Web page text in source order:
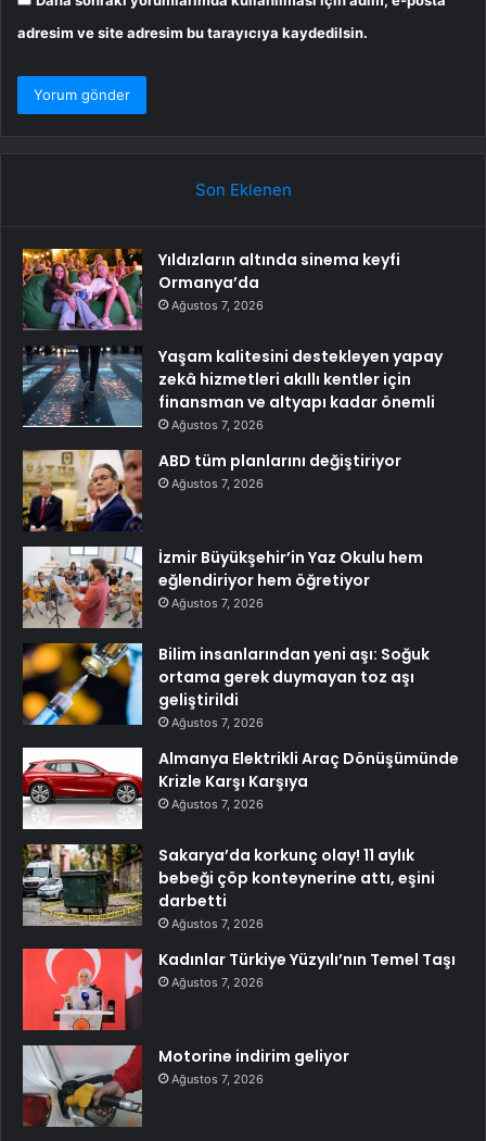
adresim ve site adresim bu tarayıcıya kaydedilsin.
Son Eklenen
Yıldızların altında sinema keyfi
Ormanya’da
Ağustos 7, 2026
Yaşam kalitesini destekleyen yapay
zekâ hizmetleri akıllı kentler için
finansman ve altyapı kadar önemli
Ağustos 7, 2026
ABD tüm planlarını değiştiriyor
Ağustos 7, 2026
İzmir Büyükşehir’in Yaz Okulu hem
eğlendiriyor hem öğretiyor
Ağustos 7, 2026
Bilim insanlarından yeni aşı: Soğuk
ortama gerek duymayan toz aşı
geliştirildi
Ağustos 7, 2026
Almanya Elektrikli Araç Dönüşümünde
Krizle Karşı Karşıya
Ağustos 7, 2026
Sakarya’da korkunç olay! 11 aylık
bebeği çöp konteynerine attı, eşini
darbetti
Ağustos 7, 2026
Kadınlar Türkiye Yüzyılı’nın Temel Taşı
Ağustos 7, 2026
Motorine indirim geliyor
Ağustos 7, 2026